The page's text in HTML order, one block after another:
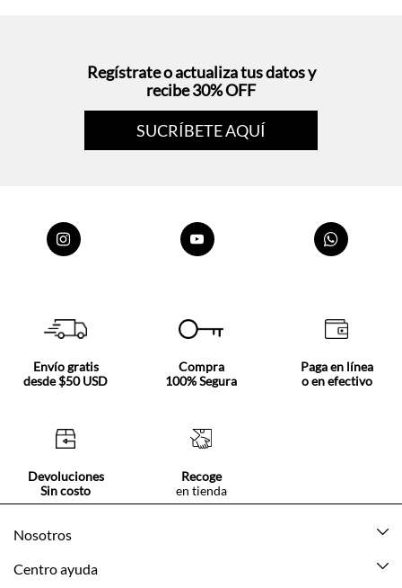
Regístrate o actualiza tus datos y
recibe 30% OFF
SUCRÍBETE AQUÍ
Envío gratis
desde $50 USD
Compra
100% Segura
Paga en línea
o en efectivo
Devoluciones
Sin costo
Recoge
en tienda
Nosotros
Acerca de Tennis
Centro ayuda